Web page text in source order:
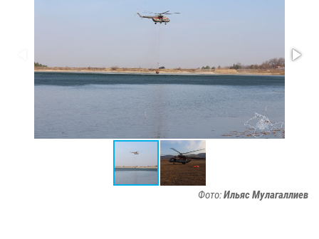
Фото:Ильяс Мулагаллиев